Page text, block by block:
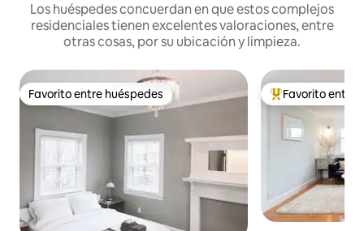
Los huéspedes concuerdan en que estos complejos
residenciales tienen excelentes valoraciones, entre
otras cosas, por su ubicación y limpieza.
Favorito entre huéspedes
Favorito entre huéspedes Favorito entre
Favorito entre